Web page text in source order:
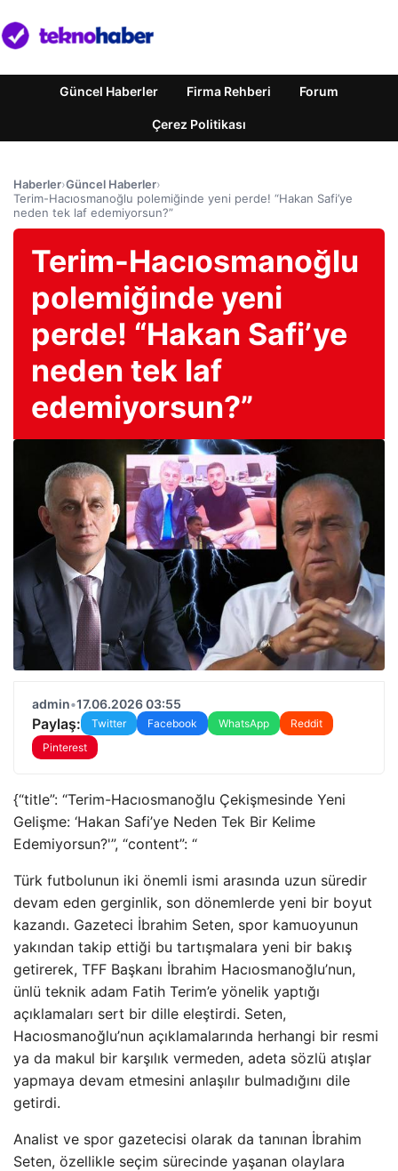
Güncel Haberler Firma Rehberi Forum
Çerez Politikası
Haberler›Güncel Haberler›
Terim-Hacıosmanoğlu polemiğinde yeni perde! “Hakan Safi’ye
neden tek laf edemiyorsun?”
Terim-Hacıosmanoğlu
polemiğinde yeni
perde! “Hakan Safi’ye
neden tek laf
edemiyorsun?”
admin•17.06.2026 03:55
Paylaş: Twitter Facebook WhatsApp
Reddit
Pinterest
{“title”: “Terim-Hacıosmanoğlu Çekişmesinde Yeni
Gelişme: ‘Hakan Safi’ye Neden Tek Bir Kelime
Edemiyorsun?'”, “content”: “
Türk futbolunun iki önemli ismi arasında uzun süredir
devam eden gerginlik, son dönemlerde yeni bir boyut
kazandı. Gazeteci İbrahim Seten, spor kamuoyunun
yakından takip ettiği bu tartışmalara yeni bir bakış
getirerek, TFF Başkanı İbrahim Hacıosmanoğlu’nun,
ünlü teknik adam Fatih Terim’e yönelik yaptığı
açıklamaları sert bir dille eleştirdi. Seten,
Hacıosmanoğlu’nun açıklamalarında herhangi bir resmi
ya da makul bir karşılık vermeden, adeta sözlü atışlar
yapmaya devam etmesini anlaşılır bulmadığını dile
getirdi.
Analist ve spor gazetecisi olarak da tanınan İbrahim
Seten, özellikle seçim sürecinde yaşanan olaylara